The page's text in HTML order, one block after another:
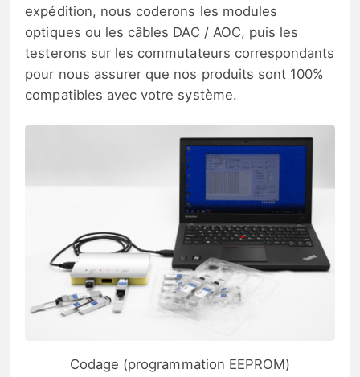
expédition, nous coderons les modules
optiques ou les câbles DAC / AOC, puis les
testerons sur les commutateurs correspondants
pour nous assurer que nos produits sont 100%
compatibles avec votre système.
Codage (programmation EEPROM)